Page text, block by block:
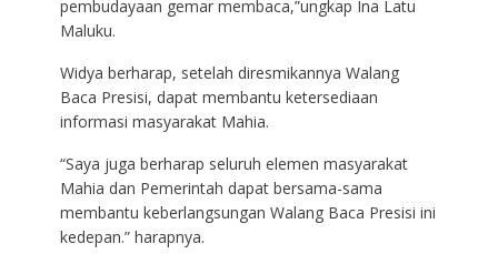
pembudayaan gemar membaca,”ungkap Ina Latu
Maluku.
Widya berharap, setelah diresmikannya Walang
Baca Presisi, dapat membantu ketersediaan
informasi masyarakat Mahia.
“Saya juga berharap seluruh elemen masyarakat
Mahia dan Pemerintah dapat bersama-sama
membantu keberlangsungan Walang Baca Presisi ini
kedepan.” harapnya.